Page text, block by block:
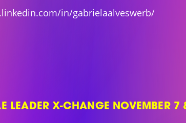
in/gabrielaalveswerb/
LEADER X-CHANGE NOVEMBER